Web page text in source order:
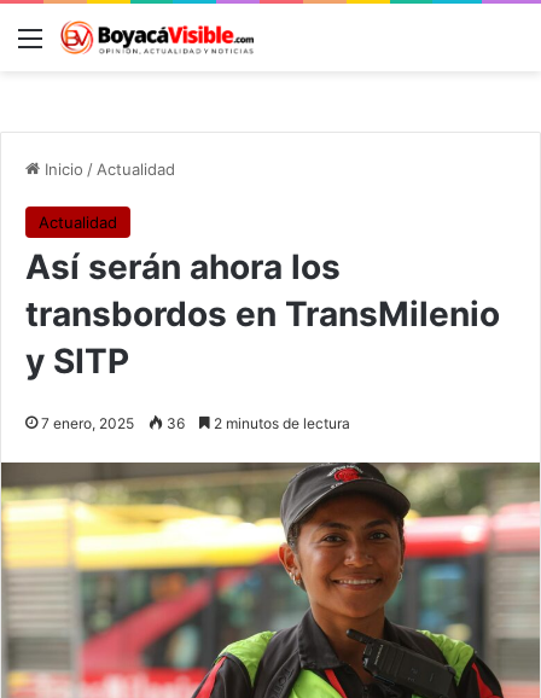
Menú
Inicio / Actualidad
Actualidad
Así serán ahora los
transbordos en TransMilenio
y SITP
7 enero, 2025 36 2 minutos de lectura